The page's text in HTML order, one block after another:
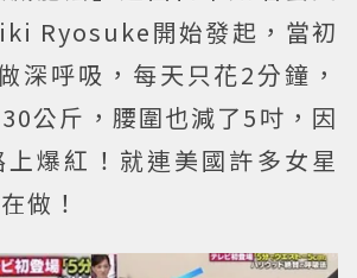
Ryosuke開始發起，當初
深呼吸，每天只花2分鐘，
公斤，腰圍也減了5吋，因
爆紅！就連美國許多女星
做！